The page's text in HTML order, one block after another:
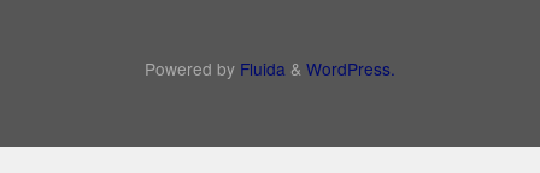
Powered by Fluida & WordPress.